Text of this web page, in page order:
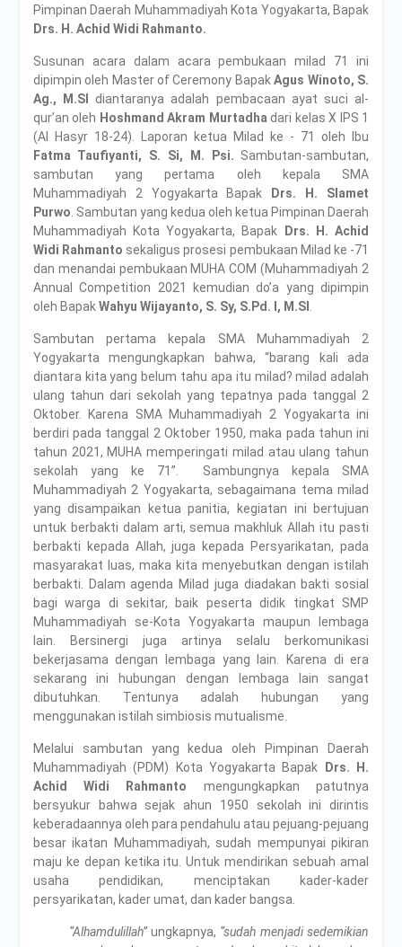
Pimpinan Daerah Muhammadiyah Kota Yogyakarta, Bapak
Drs. H. Achid Widi Rahmanto.
Susunan acara dalam acara pembukaan milad 71 ini
dipimpin oleh Master of Ceremony BapakAgus Winoto, S.
Ag., M.SI
diantaranya adalah pembacaan ayat suci al-
qur’an oleh Hoshmand Akram Murtadha dari kelas X IPS 1
(Al Hasyr 18-24). Laporan ketua Milad ke - 71 oleh Ibu
Fatma Taufiyanti, S. Si, M. Psi. Sambutan-sambutan,
sambutan yang pertama oleh kepala SMA
Muhammadiyah 2 Yogyakarta Bapak
Drs. H. Slamet
Purwo. Sambutan yang kedua oleh ketua Pimpinan Daerah
Muhammadiyah Kota Yogyakarta, Bapak
Drs. H. Achid
Widi Rahmanto sekaligus prosesi pembukaan Milad ke -71
dan menandai pembukaan MUHA COM (Muhammadiyah 2
Annual Competition 2021 kemudian do’a yang dipimpin
oleh BapakWahyu Wijayanto, S. Sy, S.Pd. I, M.SI .
Sambutan pertama kepala SMA Muhammadiyah 2
Yogyakarta mengungkapkan bahwa, “barang kali ada
diantara kita yang belum tahu apa itu milad? milad adalah
ulang tahun dari sekolah yang tepatnya pada tanggal 2
Oktober. Karena SMA Muhammadiyah 2 Yogyakarta ini
berdiri pada tanggal 2 Oktober 1950, maka pada tahun ini
tahun 2021, MUHA memperingati milad atau ulang tahun
sekolah yang ke 71”. Sambungnya kepala SMA
Muhammadiyah 2 Yogyakarta, sebagaimana tema milad
yang disampaikan ketua panitia, kegiatan ini bertujuan
untuk berbakti dalam arti, semua makhluk Allah itu pasti
berbakti kepada Allah, juga kepada Persyarikatan, pada
masyarakat luas, maka kita menyebutkan dengan istilah
berbakti. Dalam agenda Milad juga diadakan bakti sosial
bagi warga di sekitar, baik peserta didik tingkat SMP
Muhammadiyah se-Kota Yogyakarta maupun lembaga
lain. Bersinergi juga artinya selalu berkomunikasi
bekerjasama dengan lembaga yang lain. Karena di era
sekarang ini hubungan dengan lembaga lain sangat
dibutuhkan. Tentunya adalah hubungan yang
menggunakan istilah simbiosis mutualisme.
Melalui sambutan yang kedua oleh Pimpinan Daerah
Muhammadiyah (PDM) Kota Yogyakarta Bapak
Drs. H.
Achid Widi Rahmanto mengungkapkan patutnya
bersyukur bahwa sejak ahun 1950 sekolah ini dirintis
keberadaannya oleh para pendahulu atau pejuang-pejuang
besar ikatan Muhammadiyah, sudah mempunyai pikiran
maju ke depan ketika itu. Untuk mendirikan sebuah amal
usaha pendidikan, menciptakan kader-kader
persyarikatan, kader umat, dan kader bangsa.
“Alhamdulillah”ungkapnya, “sudah menjadi sedemikian